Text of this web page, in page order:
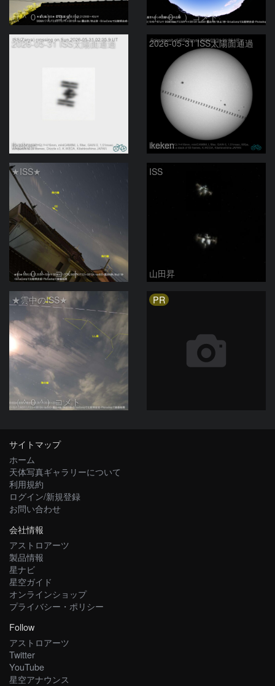
（＾０＾）コメト （＾０＾）コメト
2026-05-31 ISS太陽面通過
ikeken
2026-05-31 ISS太陽面通過
ikeken
★ISS★
（＾０＾）コメト
ISS
山田昇
★雲中のISS★
（＾０＾）コメト
PR
サイトマップ
ホーム
天体写真ギャラリーについて
利用規約
ログイン/新規登録
お問い合わせ
会社情報
アストロアーツ
製品情報
星ナビ
星空ガイド
オンラインショップ
プライバシー・ポリシー
Follow
アストロアーツ
Twitter
YouTube
星空アナウンス